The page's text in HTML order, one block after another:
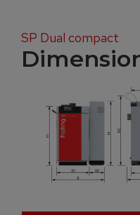
SP Dual compact